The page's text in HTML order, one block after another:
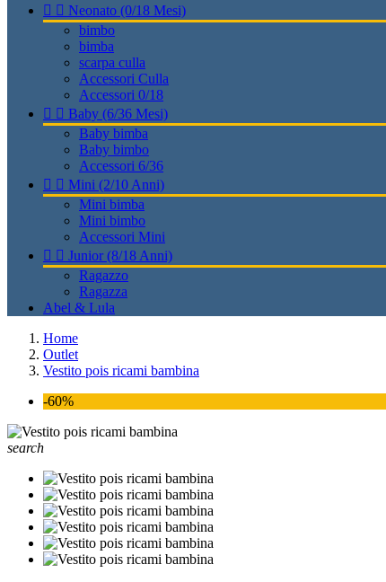
  Neonato (0/18 Mesi)
bimbo
bimba
scarpa culla
Accessori Culla
Accessori 0/18
  Baby (6/36 Mesi)
Baby bimba
Baby bimbo
Accessori 6/36
  Mini (2/10 Anni)
Mini bimba
Mini bimbo
Accessori Mini
  Junior (8/18 Anni)
Ragazzo
Ragazza
Abel & Lula
Home
Outlet
Vestito pois ricami bambina
-60%
search